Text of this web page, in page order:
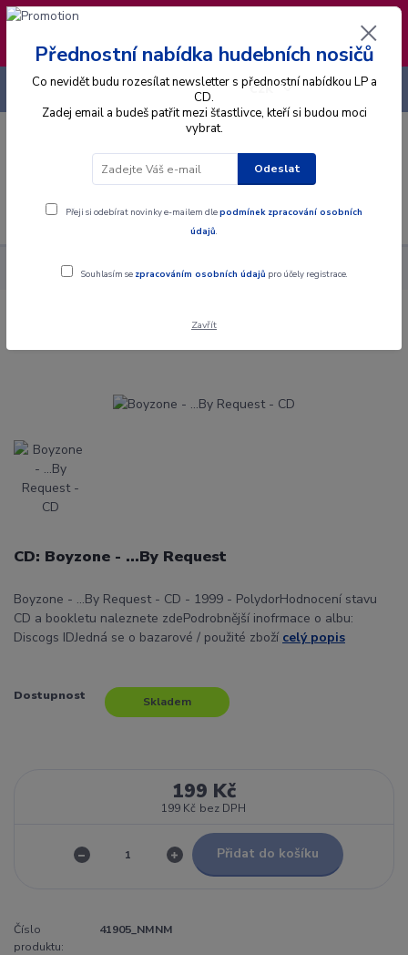
❣️ Od 4.8. do 13.8. čerpám dovolenou. Datum
expedice objednávek se posouvá na pátek
14.8.2026 🐋
Menu
CZK
+420 725 736 293
Alba CD Boyzone - ...By Request - CD
Boyzone - ...By Request - CD
CD: Boyzone - ...By Request
Boyzone - ...By Request - CD - 1999 - PolydorHodnocení stavu
CD a bookletu naleznete zdePodrobnější inofrmace o albu:
Discogs IDJedná se o bazarové / použité zboží celý popis
Dostupnost Skladem
199 Kč
199 Kč bez DPH
Přidat do košíku
Číslo
produktu:
41905_NMNM
Přednostní nabídka hudebních nosičů
Co nevidět budu rozesílat newsletter s přednostní nabídkou LP a
CD.
Zadej email a budeš patřit mezi šťastlivce, kteří si budou moci
vybrat.
Odeslat
Přeji si odebírat novinky e-mailem dlepodmínek zpracování osobních
údajů.
Souhlasím se zpracováním osobních údajů pro účely registrace.
Zavřít